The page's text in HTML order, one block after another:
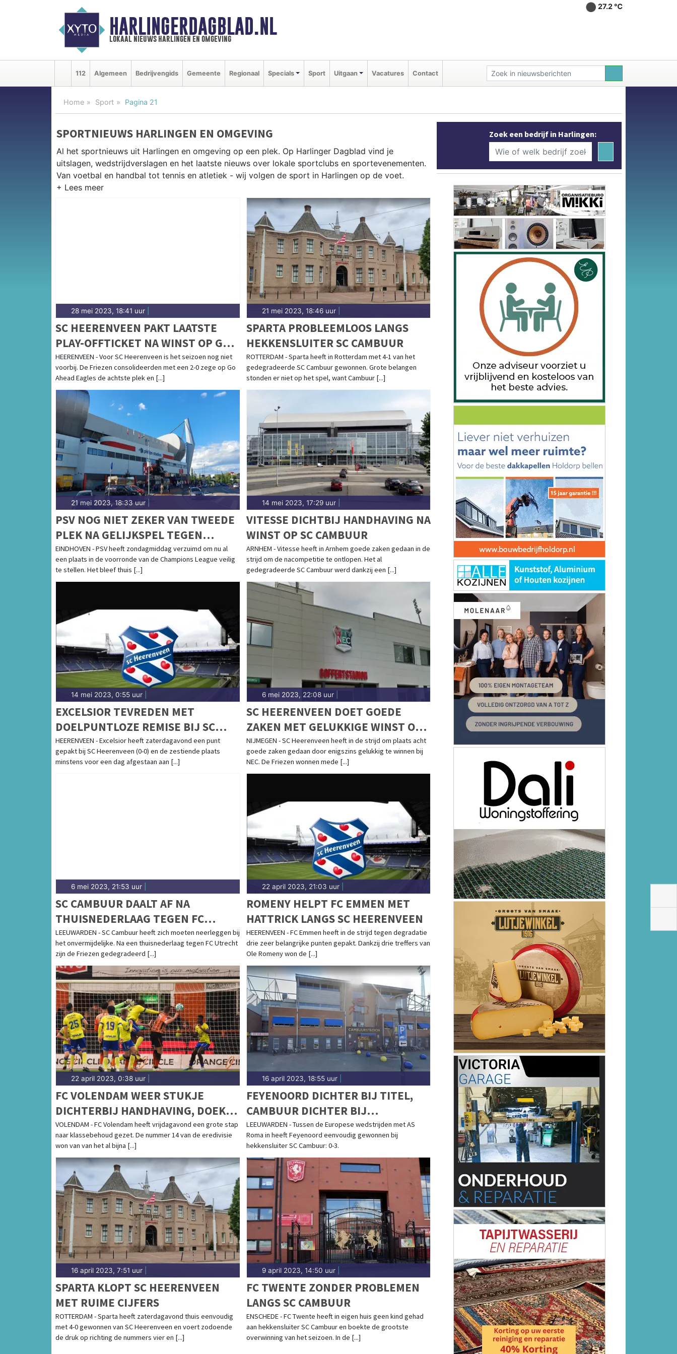
HARLINGERDAGBLAD.NL
lokaal nieuws harlingen en omgeving
27.2 ℃
112 Algemeen Bedrijvengids Gemeente Regionaal Specials Sport Uitgaan Vacatures Contact
Home Sport Pagina 21
SPORTNIEUWS HARLINGEN EN OMGEVING
Al het sportnieuws uit Harlingen en omgeving op een plek. Op Harlinger Dagblad vind je
uitslagen, wedstrijdverslagen en het laatste nieuws over lokale sportclubs en sportevenementen.
Van voetbal en handbal tot tennis en atletiek - wij volgen de sport in Harlingen op de voet.
Van WZS Harlingen en HSV Harlingen tot zeilen op de Waddenzee en schaatsen op de Friese
meren — water en sport zijn onlosmakelijk verbonden in Harlingen. Blijf op de hoogte van alle
28 mei 2023, 18:41 uur
SC HEERENVEEN PAKT LAATSTE
PLAY-OFFTICKET NA WINST OP GO
AHEAD EAGLES
HEERENVEEN - Voor SC Heerenveen is het seizoen nog niet
voorbij. De Friezen consolideerden met een 2-0 zege op Go
Ahead Eagles de achtste plek en [...]
21 mei 2023, 18:46 uur|
SPARTA PROBLEEMLOOS LANGS
HEKKENSLUITER SC CAMBUUR
ROTTERDAM - Sparta heeft in Rotterdam met 4-1 van het
gedegradeerde SC Cambuur gewonnen. Grote belangen
stonden er niet op het spel, want Cambuur [...]
21 mei 2023, 18:33 uur
PSV NOG NIET ZEKER VAN TWEEDE
PLEK NA GELIJKSPEL TEGEN
HEERENVEEN
EINDHOVEN - PSV heeft zondagmiddag verzuimd om nu al
een plaats in de voorronde van de Champions League veilig
te stellen. Het bleef thuis [...]
14 mei 2023, 17:29 uur|
VITESSE DICHTBIJ HANDHAVING NA
WINST OP SC CAMBUUR
ARNHEM - Vitesse heeft in Arnhem goede zaken gedaan in de
strijd om de nacompetitie te ontlopen. Het al
gedegradeerde SC Cambuur werd dankzij een [...]
14 mei 2023, 0:55 uur
EXCELSIOR TEVREDEN MET
DOELPUNTLOZE REMISE BIJ SC
HEERENVEEN
HEERENVEEN - Excelsior heeft zaterdagavond een punt
gepakt bij SC Heerenveen (0-0) en de zestiende plaats
minstens voor een dag afgestaan aan [...]
6 mei 2023, 22:08 uur|
SC HEERENVEEN DOET GOEDE
ZAKEN MET GELUKKIGE WINST OP
NEC
NIJMEGEN - SC Heerenveen heeft in de strijd om plaats acht
goede zaken gedaan door enigszins gelukkig te winnen bij
NEC. De Friezen wonnen mede [...]
6 mei 2023, 21:53 uur
SC CAMBUUR DAALT AF NA
THUISNEDERLAAG TEGEN FC
UTRECHT
LEEUWARDEN - SC Cambuur heeft zich moeten neerleggen bij
het onvermijdelijke. Na een thuisnederlaag tegen FC Utrecht
zijn de Friezen gedegradeerd [...]
22 april 2023, 21:03 uur|
ROMENY HELPT FC EMMEN MET
HATTRICK LANGS SC HEERENVEEN
HEERENVEEN - FC Emmen heeft in de strijd tegen degradatie
drie zeer belangrijke punten gepakt. Dankzij drie treffers van
Ole Romeny won de [...]
22 april 2023, 0:38 uur
FC VOLENDAM WEER STUKJE
DICHTERBIJ HANDHAVING, DOEK
VOOR SC CAMBUUR BIJNA
GEVALLEN
VOLENDAM - FC Volendam heeft vrijdagavond een grote stap
naar klassebehoud gezet. De nummer 14 van de eredivisie
won van van het al bijna [...]
16 april 2023, 18:55 uur|
FEYENOORD DICHTER BIJ TITEL,
CAMBUUR DICHTER BIJ
DEGRADATIE
LEEUWARDEN - Tussen de Europese wedstrijden met AS
Roma in heeft Feyenoord eenvoudig gewonnen bij
hekkensluiter SC Cambuur: 0-3.
16 april 2023, 7:51 uur
SPARTA KLOPT SC HEERENVEEN
MET RUIME CIJFERS
ROTTERDAM - Sparta heeft zaterdagavond thuis eenvoudig
met 4-0 gewonnen van SC Heerenveen en voert zodoende
de druk op richting de nummers vier en [...]
9 april 2023, 14:50 uur|
FC TWENTE ZONDER PROBLEMEN
LANGS SC CAMBUUR
ENSCHEDE - FC Twente heeft in eigen huis geen kind gehad
aan hekkensluiter SC Cambuur en boekte de grootste
overwinning van het seizoen. In de [...]
Zoek een bedrijf in Harlingen: